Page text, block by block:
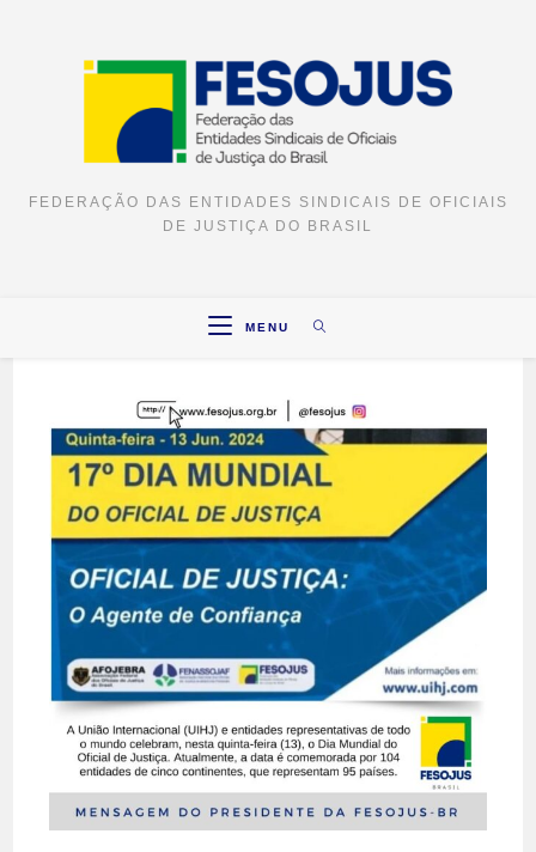
FEDERAÇÃO DAS ENTIDADES SINDICAIS DE OFICIAIS
DE JUSTIÇA DO BRASIL
MENU